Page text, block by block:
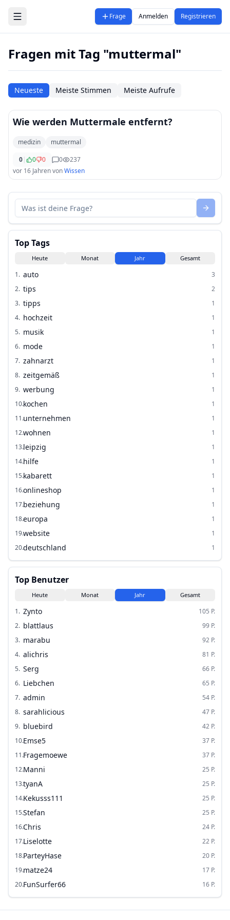
Zum Hauptinhalt springen
Frage Anmelden Registrieren
Fragen mit Tag "muttermal"
Neueste Meiste Stimmen Meiste Aufrufe
Wie werden Muttermale entfernt?
medizin
muttermal
0| 0 0 0
237
vor 16 JahrenvonWissen
Top Tags
Heute Monat Jahr Gesamt
1. auto
3
2. tips
2
3. tipps
1
4. hochzeit
1
5. musik
1
6. mode
1
7. zahnarzt
1
8. zeitgemäß
1
9. werbung
1
10.kochen
1
11.unternehmen
1
12.wohnen
1
13.leipzig
1
14.hilfe
1
15.kabarett
1
16.onlineshop
1
17.beziehung
1
18.europa
1
19.website
1
20.deutschland 1
Top Benutzer
Heute Monat Jahr Gesamt
1. Zynto 105 P.
2. blattlaus 99 P.
3. marabu 92 P.
4. alichris 81 P.
5. Serg 66 P.
6. Liebchen 65 P.
7. admin 54 P.
8. sarahlicious 47 P.
9. bluebird 42 P.
10.Emse5 37 P.
11.Fragemoewe 37 P.
12.Manni 25 P.
13.tyanA 25 P.
14.Kekusss111 25 P.
15.Stefan 25 P.
16.Chris 24 P.
17.Liselotte 22 P.
18.ParteyHase 20 P.
19.matze24 17 P.
20.FunSurfer66 16 P.